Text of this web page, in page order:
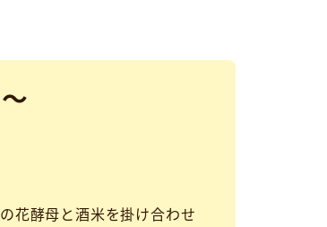
花酵母と酒米を掛け合わせ